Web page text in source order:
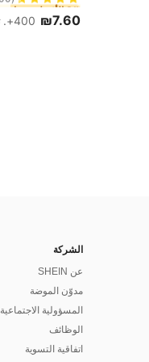
3# الأفضل مبيعا
₪7.60 400+. تم بيع
الشركة
عن SHEIN
مدوّن الموضة
المسؤولية الاجتماعية
الوظائف
اتفاقية التسوية